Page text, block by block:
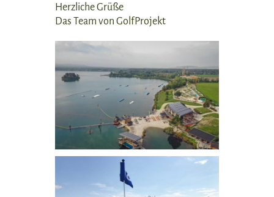
Herzliche Grüße
Das Team von GolfProjekt